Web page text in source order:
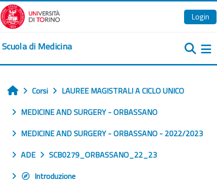
Vai al contenuto principale
Login
Scuola di Medicina
Home
Corsi
LAUREE MAGISTRALI A CICLO UNICO
MEDICINE AND SURGERY - ORBASSANO
MEDICINE AND SURGERY - ORBASSANO - 2022/2023
ADE
SCB0279_ORBASSANO_22_23
Introduzione